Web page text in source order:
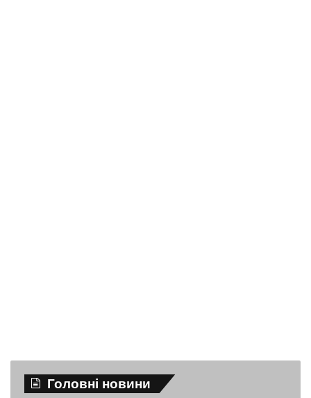
Головні новини